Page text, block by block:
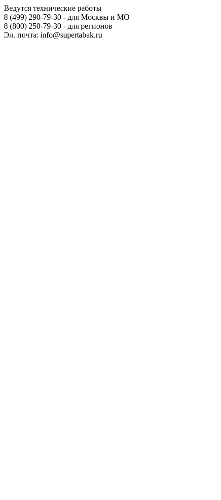
Ведутся технические работы
8 (499) 290-79-30 - для Москвы и МО
8 (800) 250-79-30 - для регионов
Эл. почта: info@supertabak.ru